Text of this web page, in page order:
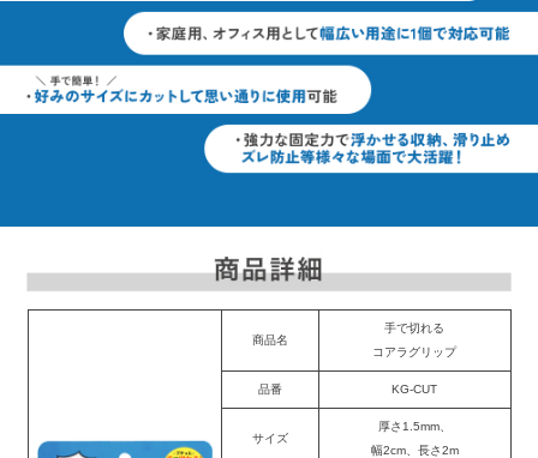
商品名
手で切れる
コアラグリップ
品番 KG-CUT
サイズ
厚さ1.5mm、
幅2cm、長さ2m